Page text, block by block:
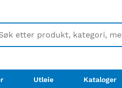
Utleie Kataloger